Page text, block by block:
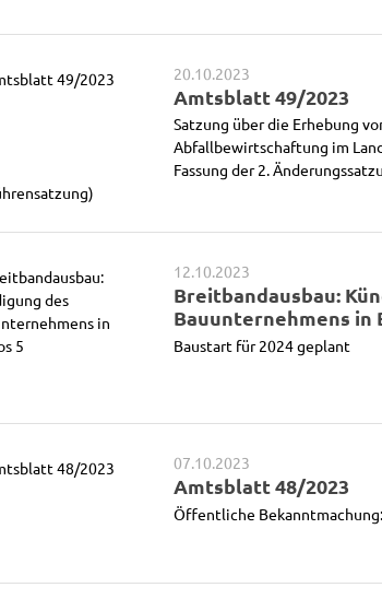
20.10.2023
Amtsblatt 49/2023
Satzung über die Erhebung
Abfallbewirtschaftung im
Fassung der 2.
12.10.2023
Breitbandausbau:
Bauunternehmens in
Baustart für 2024 geplant
07.10.2023
Amtsblatt 48/2023
Öffentliche